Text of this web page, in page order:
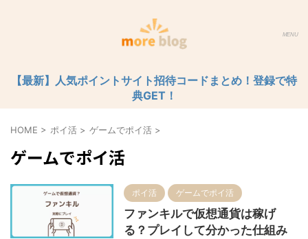
【最新】人気ポイントサイト招待コードまとめ！登録で特
典GET！
HOME > ポイ活 > ゲームでポイ活 >
ゲームでポイ活
ポイ活 ゲームでポイ活
ファンキルで仮想通貨は稼げ
る？プレイして分かった仕組み